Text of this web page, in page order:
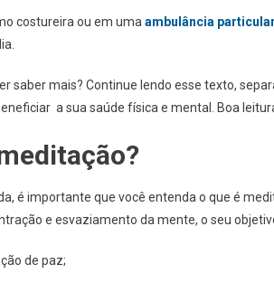
costureira ou em uma ambulância particular
saber mais? Continue lendo esse texto,
a sua saúde física e mental. Boa
é importante que você entenda o que é
e esvaziamento da mente, o seu
de paz;